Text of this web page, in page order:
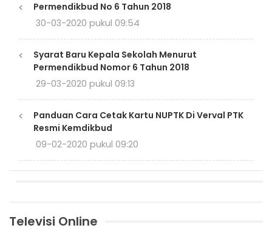
<
Permendikbud No 6 Tahun 2018
30-03-2020 pukul 09:54
<
Syarat Baru Kepala Sekolah Menurut
Permendikbud Nomor 6 Tahun 2018
29-03-2020 pukul 09:13
<
Panduan Cara Cetak Kartu NUPTK Di Verval PTK
Resmi Kemdikbud
09-02-2020 pukul 09:20
Televisi Online